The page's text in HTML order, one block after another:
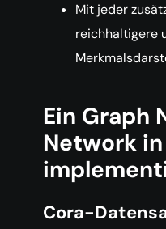
Mit jeder
reichhaltigere
Ein Graph
Network
Cora-